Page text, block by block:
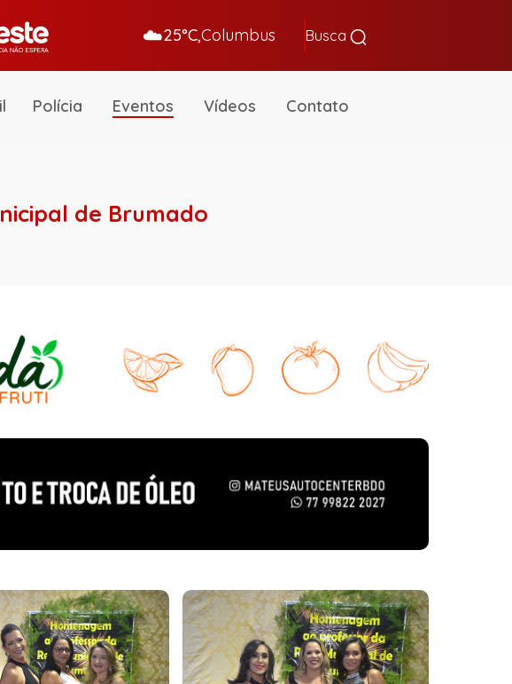
☁️25°C,Columbus Busca
Polícia Eventos Vídeos Contato
de Brumado